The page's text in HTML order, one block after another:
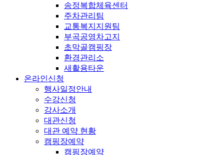
송정복합체육센터
주차관리팀
교통복지지원팀
부곡공영차고지
초막골캠핑장
환경관리소
새활용타운
온라인신청
행사일정안내
수강신청
강사소개
대관신청
대관 예약 현황
캠핑장예약
캠핑장예약